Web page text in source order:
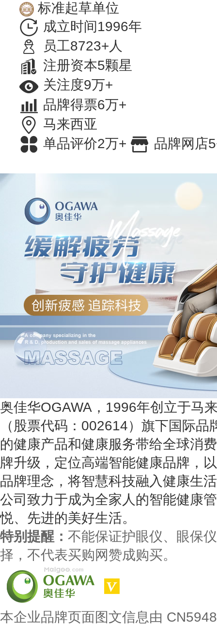
标准起草单位
成立时间1996年
员工8723+人
注册资本5颗星
关注度9万+
品牌得票6万+
马来西亚
单品评价2万+
品牌网店
奥佳华OGAWA，1996年创立于马
（股票代码：002614）旗下国际
的健康产品和健康服务带给全球消
牌升级，定位高端智能健康品牌，
品牌理念，将智慧科技融入健康生
公司致力于成为全家人的智能健康
悦、先进的美好生活。
特别提醒： 不能保证护眼仪、眼保
择，不代表买购网赞成购买。
本企业品牌页面图文信息由